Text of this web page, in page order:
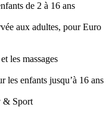
de 2 à 16 ans
aux adultes, pour Euro
les massages
les enfants jusqu’à 16 ans
& Sport